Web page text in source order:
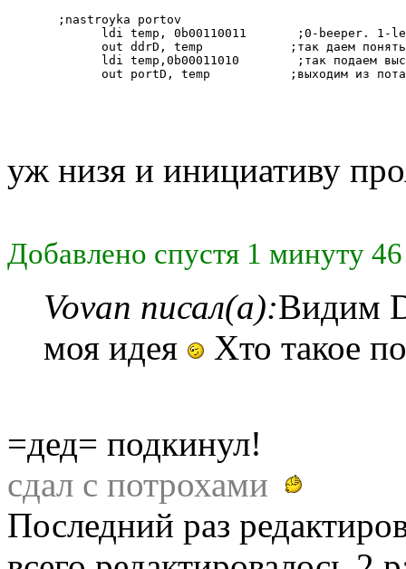
;nastroyka portov
ldi temp, 0b00110011       ;0-beeper. 1-led.
out ddrD, temp            ;так даем понять
ldi temp,0b00011010        ;так подаем выс
out portD, temp           ;выходим из
уж низя и инициативу
Добавлено спустя 1 минуту
Vovan писал(а):Видим
моя идея
Хто такое
=дед= подкинул!
сдал с потрохами
Последний раз